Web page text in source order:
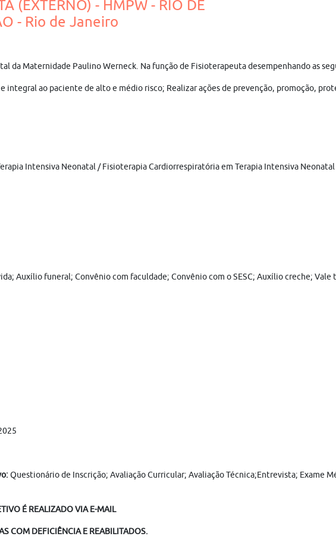
(EXTERNO) - HMPW - RIO DE
- Rio de Janeiro
da Maternidade Paulino Werneck. Na função de Fisioterapeuta desempenhando as
ao paciente de alto e médio risco; Realizar ações de prevenção, promoção,
Intensiva Neonatal / Fisioterapia Cardiorrespiratória em Terapia Intensiva
Auxílio funeral; Convênio com faculdade; Convênio com o SESC; Auxílio creche;
Questionário de Inscrição; Avaliação Curricular; Avaliação Técnica;Entrevista; Exame
É REALIZADO VIA E-MAIL
COM DEFICIÊNCIA E REABILITADOS.